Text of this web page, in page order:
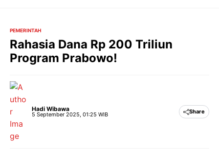
PEMERINTAH
Rahasia Dana Rp 200 Triliun
Program Prabowo!
Hadi Wibawa
5 September 2025, 01:25 WIB Share